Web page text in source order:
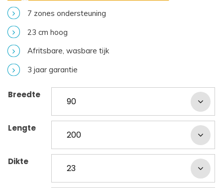
7 zones ondersteuning
23 cm hoog
Afritsbare, wasbare tijk
3 jaar garantie
Breedte
Lengte
Dikte